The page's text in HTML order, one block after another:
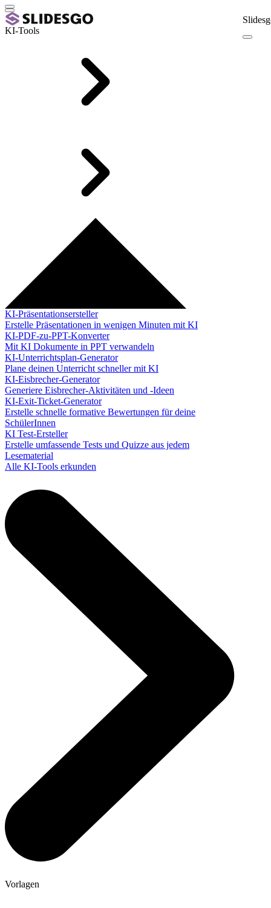
KI-Tools
KI-Präsentationsersteller
Erstelle Präsentationen in wenigen Minuten mit KI
KI-PDF-zu-PPT-Konverter
Mit KI Dokumente in PPT verwandeln
KI-Unterrichtsplan-Generator
Plane deinen Unterricht schneller mit KI
KI-Eisbrecher-Generator
Generiere Eisbrecher-Aktivitäten und -Ideen
KI-Exit-Ticket-Generator
Erstelle schnelle formative Bewertungen für deine
SchülerInnen
KI Test-Ersteller
Erstelle umfassende Tests und Quizze aus jedem
Lesematerial
Alle KI-Tools erkunden
Vorlagen